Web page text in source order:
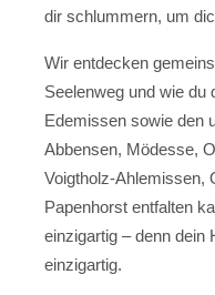
dir schlummern, um
Wir entdecken
Seelenweg und wie du
Edemissen sowie den
Abbensen, Mödesse,
Voigtholz-Ahlemissen,
Papenhorst entfalten
einzigartig – denn dein
einzigartig.